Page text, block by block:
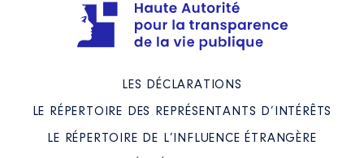
LES DÉCLARATIONS
LE RÉPERTOIRE DES REPRÉSENTANTS D’INTÉRÊTS
LE RÉPERTOIRE DE L’INFLUENCE ÉTRANGÈRE